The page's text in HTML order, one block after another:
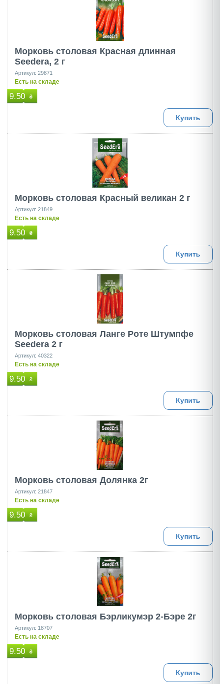
Морковь столовая Красная длинная
Seedera, 2 г
Артикул: 29871
Есть на складе
9.50 ₴
Купить
Морковь столовая Красный великан 2 г
Артикул: 21849
Есть на складе
9.50 ₴
Купить
Морковь столовая Ланге Роте Штумпфе
Seedera 2 г
Артикул: 40322
Есть на складе
9.50 ₴
Купить
Морковь столовая Долянка 2г
Артикул: 21847
Есть на складе
9.50 ₴
Купить
Морковь столовая Бэрликумэр 2-Бэре 2г
Артикул: 18707
Есть на складе
9.50 ₴
Купить